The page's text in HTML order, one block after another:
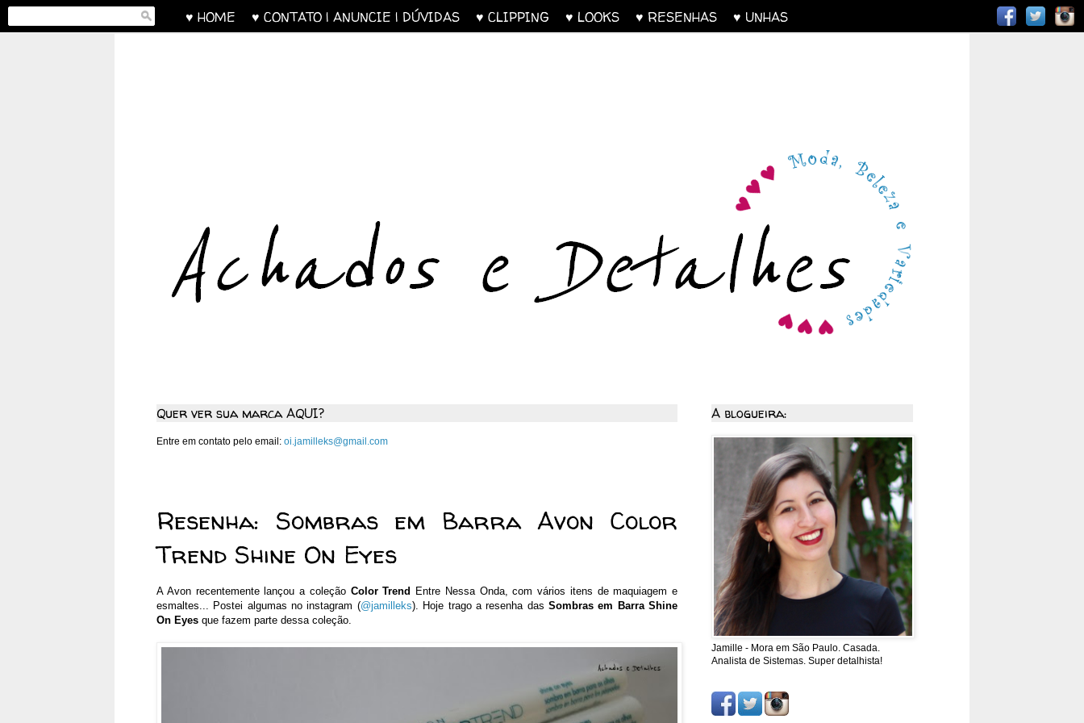
♥ HOME ♥ CONTATO | ANUNCIE | DÚVIDAS ♥ CLIPPING ♥ LOOKS ♥ RESENHAS ♥ UNHAS
Quer ver sua marca AQUI?
Entre em contato pelo email: oi.jamilleks@gmail.com
Resenha: Sombras em Barra Avon Color
Trend Shine On Eyes
A Avon recentemente lançou a coleção Color Trend Entre Nessa Onda, com vários itens de maquiagem e
esmaltes... Postei algumas no instagram (@jamilleks). Hoje trago a resenha das Sombras em Barra Shine
On Eyes que fazem parte dessa coleção.
A blogueira:
Jamille - Mora em São Paulo. Casada.
Analista de Sistemas. Super detalhista!